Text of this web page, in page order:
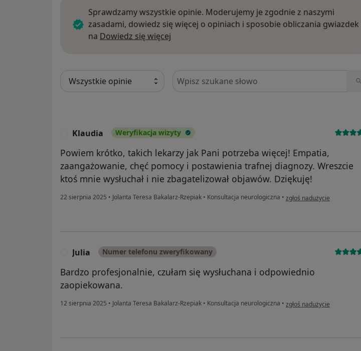
Sprawdzamy wszystkie opinie. Moderujemy je zgodnie z naszymi
zasadami, dowiedz się więcej o opiniach i sposobie obliczania gwiazdek
na Dowiedz się więcej
Szukaj w opiniach
Klaudia Weryfikacja wizyty
Powiem krótko, takich lekarzy jak Pani potrzeba więcej! Empatia,
zaangażowanie, chęć pomocy i postawienia trafnej diagnozy. Wreszcie
ktoś mnie wysłuchał i nie zbagatelizował objawów. Dziękuję!
22 sierpnia 2025 • Jolanta Teresa Bakalarz-Rzepiak • Konsultacja neurologiczna • w opinii użytkownika Klaudia
zgłoś nadużycie
Julia Numer telefonu zweryfikowany
Bardzo profesjonalnie, czułam się wysłuchana i odpowiednio
zaopiekowana.
12 sierpnia 2025 • Jolanta Teresa Bakalarz-Rzepiak • Konsultacja neurologiczna • w opinii użytkownika Julia
zgłoś nadużycie